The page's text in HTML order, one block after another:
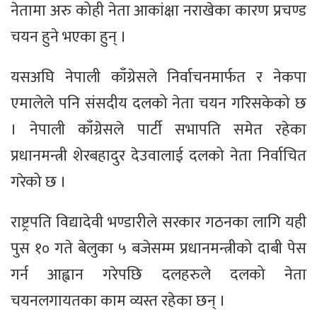
नेतामा अरु कोही नेता आकांक्षा नराखेका कारण प्रचण्ड
चयन हुने भएका हुन् ।
यसअघि नेपाली काँग्रेसले निर्वाचनमार्फत र नेकपा
एमालेले पनि संसदीय दलको नेता चयन गरिसकेको छ
। नेपाली काँग्रेसले पार्टी सभापति समेत रहेका
प्रधानमन्त्री शेरबहादुर देउवालाई दलको नेता निर्वाचित
गरेको छ ।
राष्ट्रपति विद्यादेवी भण्डारीले सरकार गठनका लागि यही
पुस १० गते बेलुका ५ बजेसम्म प्रधानमन्त्रीको दाबी पेस
गर्न आह्वान गरेपछि दलहरुले दलको नेता
चयनलगायतका काम व्यस्त रहेका छन् ।